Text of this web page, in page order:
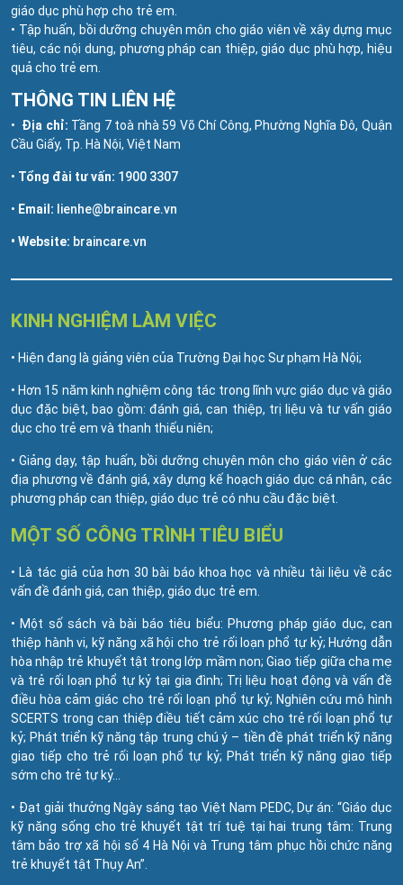
giáo dục phù hợp cho trẻ em.
• Tập huấn, bồi dưỡng chuyên môn cho giáo viên về xây dựng mục
tiêu, các nội dung, phương pháp can thiệp, giáo dục phù hợp, hiệu
quả cho trẻ em.
THÔNG TIN LIÊN HỆ
• Địa chỉ: Tầng 7 toà nhà 59 Võ Chí Công, Phường Nghĩa Đô, Quận
Cầu Giấy, Tp. Hà Nội, Việt Nam
• Tổng đài tư vấn: 1900 3307
• Email: lienhe@braincare.vn
• Website: braincare.vn
KINH NGHIỆM LÀM VIỆC
• Hiện đang là giảng viên của Trường Đại học Sư phạm Hà Nội;
• Hơn 15 năm kinh nghiệm công tác trong lĩnh vực giáo dục và giáo
dục đặc biệt, bao gồm: đánh giá, can thiệp, trị liệu và tư vấn giáo
dục cho trẻ em và thanh thiếu niên;
• Giảng dạy, tập huấn, bồi dưỡng chuyên môn cho giáo viên ở các
địa phương về đánh giá, xây dựng kế hoạch giáo dục cá nhân, các
phương pháp can thiệp, giáo dục trẻ có nhu cầu đặc biệt.
MỘT SỐ CÔNG TRÌNH TIÊU BIỂU
• Là tác giả của hơn 30 bài báo khoa học và nhiều tài liệu về các
vấn đề đánh giá, can thiệp, giáo dục trẻ em.
• Một số sách và bài báo tiêu biểu: Phương pháp giáo dục, can
thiệp hành vi, kỹ năng xã hội cho trẻ rối loạn phổ tự kỷ; Hướng dẫn
hòa nhập trẻ khuyết tật trong lớp mầm non; Giao tiếp giữa cha mẹ
và trẻ rối loạn phổ tự kỷ tại gia đình; Trị liệu hoạt động và vấn đề
điều hòa cảm giác cho trẻ rối loạn phổ tự kỷ; Nghiên cứu mô hình
SCERTS trong can thiệp điều tiết cảm xúc cho trẻ rối loạn phổ tự
kỷ; Phát triển kỹ năng tập trung chú ý – tiền đề phát triển kỹ năng
giao tiếp cho trẻ rối loạn phổ tự kỷ; Phát triển kỹ năng giao tiếp
sớm cho trẻ tự kỷ…
• Đạt giải thưởng Ngày sáng tạo Việt Nam PEDC, Dự án: “Giáo dục
kỹ năng sống cho trẻ khuyết tật trí tuệ tại hai trung tâm: Trung
tâm bảo trợ xã hội số 4 Hà Nội và Trung tâm phục hồi chức năng
trẻ khuyết tật Thụy An”.